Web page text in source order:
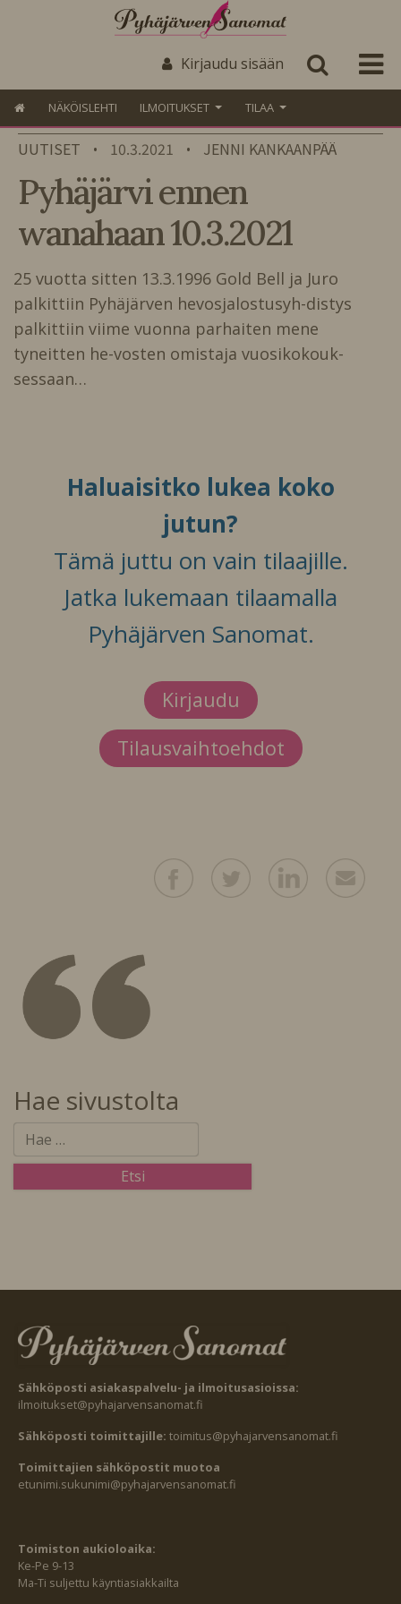
Kirjaudu sisään
NÄKÖISLEHTI ILMOITUKSET TILAA
UUTISET • 10.3.2021 • JENNI KANKAANPÄÄ
Pyhäjärvi ennen
wanahaan 10.3.2021
25 vuotta sitten 13.3.1996 Gold Bell ja Juro
palkittiin Pyhäjärven hevosjalostusyh-distys
palkittiin viime vuonna parhaiten mene
tyneitten he-vosten omistaja vuosikokouk-
sessaan…
Haluaisitko lukea koko
jutun?
Tämä juttu on vain tilaajille.
Jatka lukemaan tilaamalla
Pyhäjärven Sanomat.
Kirjaudu
Tilausvaihtoehdot
Hae sivustolta
Sähköposti asiakaspalvelu- ja ilmoitusasioissa:
ilmoitukset@pyhajarvensanomat.fi
Sähköposti toimittajille: toimitus@pyhajarvensanomat.fi
Toimittajien sähköpostit muotoa
etunimi.sukunimi@pyhajarvensanomat.fi
Toimiston aukioloaika:
Ke-Pe 9-13
Ma-Ti suljettu käyntiasiakkailta